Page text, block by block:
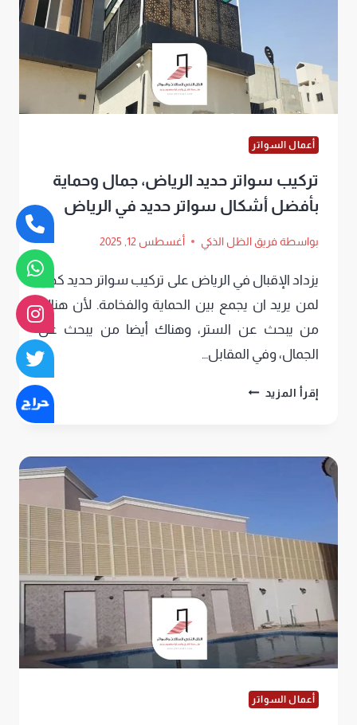
سواتر
قماش
حديثة
الرياض
أعمال السواتر
تركيب سواتر حديد الرياض، جمال وحماية
بأفضل أشكال سواتر حديد في الرياض
بواسطة فريق الظل الذكي أغسطس 12, 2025
يزداد الإقبال في الرياض على تركيب سواتر حديد كحل
لمن يريد ان يجمع بين الحماية والفخامة. لأن هناك
من يبحث عن الستر، وهناك أيضا من يبحث عن
الجمال، وفي المقابل…
إقرأ المزيد تركيب
وحماية
بأفضل
أشكال
سواتر
حديد
في
الرياض
أعمال السواتر